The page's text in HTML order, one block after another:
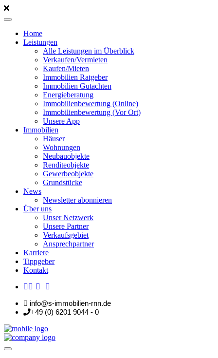
Home
Leistungen
Alle Leistungen im Überblick
Verkaufen/Vermieten
Kaufen/Mieten
Immobilien Ratgeber
Immobilien Gutachten
Energieberatung
Immobilienbewertung (Online)
Immobilienbewertung (Vor Ort)
Unsere App
Immobilien
Häuser
Wohnungen
Neubauobjekte
Renditeobjekte
Gewerbeobjekte
Grundstücke
News
Newsletter abonnieren
Über uns
Unser Netzwerk
Unsere Partner
Verkaufsgebiet
Ansprechpartner
Karriere
Tippgeber
Kontakt
info@s-immobilien-rnn.de
+49 (0) 6201 9044 - 0